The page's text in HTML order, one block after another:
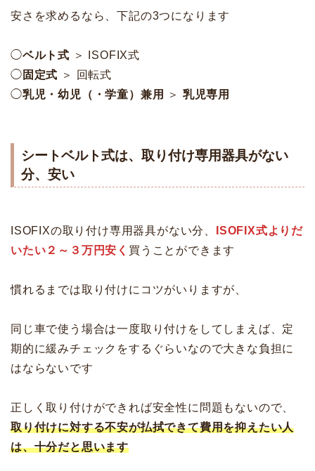
安さを求めるなら、下記の3つになります
◯ベルト式 ＞ ISOFIX式
◯ 固定式 ＞ 回転式
◯乳児・幼児（・学童）兼用 ＞ 乳児専用
シートベルト式は、取り付け専用器具がない
分、安い
ISOFIXの取り付け専用器具がない分、
ISOFIX式よりだ
いたい２～３万円安く 買うことができます
慣れるまでは取り付けにコツがいりますが、
同じ車で使う場合は一度取り付けをしてしまえば、定
期的に緩みチェックをするぐらいなので大きな負担に
はならないです
正しく取り付けができれば安全性に問題もないので、
取り付けに対する不安が払拭できて費用を抑えたい人
は、十分だと思います